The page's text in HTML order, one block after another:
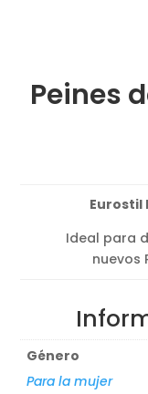
Peines
Eurostil
Ideal para
nuevos
Género
Para la mujer